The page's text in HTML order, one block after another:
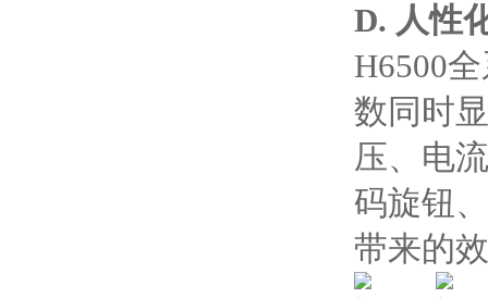
D. 人性
H6500
数同时
压、电
码旋钮
带来的